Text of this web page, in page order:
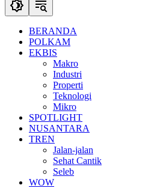
BERANDA
POLKAM
EKBIS
Makro
Industri
Properti
Teknologi
Mikro
SPOTLIGHT
NUSANTARA
TREN
Jalan-jalan
Sehat Cantik
Seleb
WOW